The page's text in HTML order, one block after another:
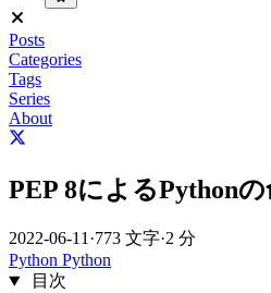
Posts
Categories
Tags
Series
About
PEP 8によるPythonの
2022-06-11·773 文字·2 分
Python Python
目次